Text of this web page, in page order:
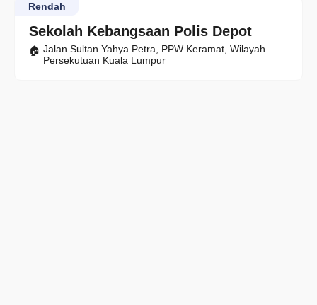
Sekolah Kebangsaan Polis Depot
Rendah
Jalan Sultan Yahya Petra, PPW Keramat, Wilayah
Persekutuan Kuala Lumpur